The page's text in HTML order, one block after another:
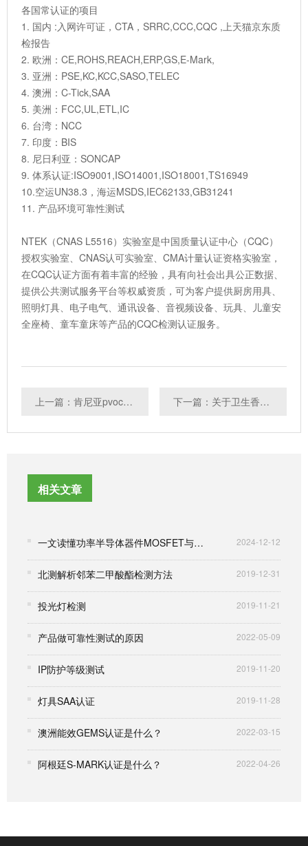
各国常认证的项目
1. 国内 :入网许可证，CTA，SRRC,CCC,CQC ,上天猫京东质
检报告
2. 欧洲：CE,ROHS,REACH,ERP,GS,E-Mark,
3. 亚洲：PSE,KC,KCC,SASO,TELEC
4. 澳洲：C-Tick,SAA
5. 美洲：FCC,UL,ETL,IC
6. 台湾：NCC
7. 印度：BIS
8. 尼日利亚：SONCAP
9. 体系认证:ISO9001,ISO14001,ISO18001,TS16949
10.空运UN38.3，海运MSDS,IEC62133,GB31241
11. 产品环境可靠性测试
NTEK（CNAS L5516）实验室是中国质量认证中心（CQC）
授权实验室、CNAS认可实验室、CMA计量认证资格实验室，
在CQC认证方面有着丰富的经验，具有向社会出具公正数据、
提供公共测试服务平台等权威资质，可为客户提供厨房用具、
照明灯具、电子电气、通讯设备、音视频设备、玩具、儿童安
全座椅、童车童床等产品的CQC检测认证服务。
上一篇：肯尼亚pvoc认证怎么办理，费用是多少？ 下一篇：关于卫生香，你了解多少？
相关文章
一文读懂功率半导体器件MOSFET与车规级AEC-Q101认证 2024-12-12
北测解析邻苯二甲酸酯检测方法 2019-12-31
投光灯检测 2019-11-21
产品做可靠性测试的原因 2022-05-09
IP防护等级测试 2019-11-20
灯具SAA认证 2019-11-28
澳洲能效GEMS认证是什么？ 2022-03-15
阿根廷S-MARK认证是什么？ 2022-04-26